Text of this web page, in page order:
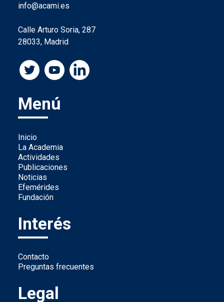
info@acami.es
Calle Arturo Soria, 287
28033, Madrid
Menú
Inicio
La Academia
Actividades
Publicaciones
Noticias
Efemérides
Fundación
Interés
Contacto
Preguntas frecuentes
Legal